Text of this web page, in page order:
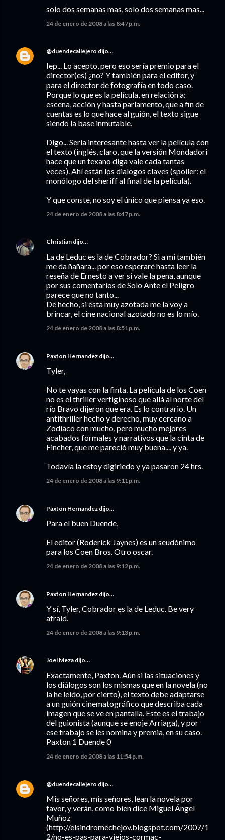
solo dos semanas mas, solo dos semanas mas...
24 de enero de 2008 a las 8:47 p.m.
@duendecallejero dijo…
Iep... Lo acepto, pero eso sería premio para el
director(es) ¿no? Y también para el editor, y
para el director de fotografía en todo caso.
Porque lo que es la película, en relación a:
escena, acción y hasta parlamento, que a fin de
cuentas es lo que hace al guión, el texto sigue
siendo la base inmutable.
Digo... Sería interesante hasta ver la película con
el texto (inglés, claro, que la versión Mondadori
hace que un texano diga vale cada tantas
veces). Ahí están los dialogos claves (spoiler: el
monólogo del sheriff al final de la película).
Y que conste, no soy el único que piensa ya eso.
24 de enero de 2008 a las 8:47 p.m.
Christian dijo…
La de Leduc es la de Cobrador? Si a mi también
me da ñañara... por eso esperaré hasta leer la
reseña de Ernesto a ver si vale la pena, aunque
por sus comentarios de Solo Ante el Peligro
parece que no tanto...
De hecho, si esta muy azotada me la voy a
brincar, el cine nacional azotado no es lo mío.
24 de enero de 2008 a las 8:51 p.m.
Paxton Hernandez dijo…
Tyler,
No te vayas con la finta. La película de los Coen
no es el thriller vertiginoso que allá al norte del
río Bravo dijeron que era. Es lo contrario. Un
antithriller hecho y derecho, muy cercano a
Zodiaco con mucho, pero mucho mejores
acabados formales y narrativos que la cinta de
Fincher, que me pareció muy buena.... y ya.
Todavía la estoy digiriedo y ya pasaron 24 hrs.
24 de enero de 2008 a las 9:11 p.m.
Paxton Hernandez dijo…
Para el buen Duende,
El editor (Roderick Jaynes) es un seudónimo
para los Coen Bros. Otro oscar.
24 de enero de 2008 a las 9:12 p.m.
Paxton Hernandez dijo…
Y sí, Tyler, Cobrador es la de Leduc. Be very
afraid.
24 de enero de 2008 a las 9:13 p.m.
Joel Meza dijo…
Exactamente, Paxton. Aún si las situaciones y
los diálogos son los mismas que en la novela (no
la he leído, por cierto), el texto debe adaptarse
a un guión cinematográfico que describa cada
imagen que se ve en pantalla. Este es el trabajo
del guionista (aunque se enoje Arriaga), y por
ese trabajo se les nomina y premia, en su caso.
Paxton 1 Duende 0
24 de enero de 2008 a las 11:54 p.m.
@duendecallejero dijo…
Mis señores, mis señores, lean la novela por
favor, y verán, como bien dice Miguel Ángel
Muñoz
(http://elsindromechejov.blogspot.com/2007/1
2/no-es-pas-para-viejos-cormac-